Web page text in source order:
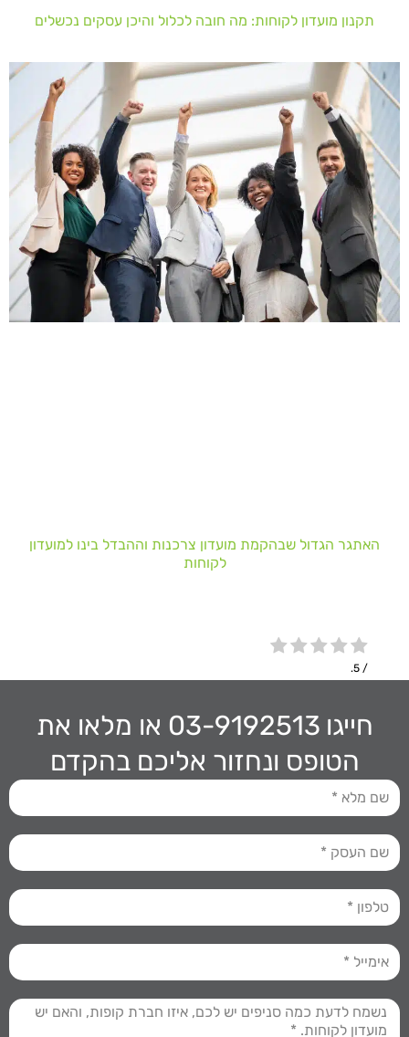
תקנון מועדון לקוחות: מה חובה לכלול והיכן עסקים נכשלים
האתגר הגדול שבהקמת מועדון צרכנות וההבדל בינו למועדון
לקוחות
/ 5.
חייגו 03-9192513
או מלאו את
הטופס ונחזור אליכם בהקדם